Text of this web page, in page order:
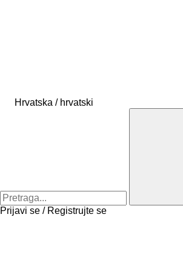
Hrvatska / hrvatski
Prijavi se / Registrujte se